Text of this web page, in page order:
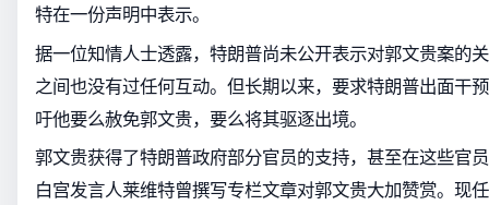
特在一份声明中表示。
据一位知情人士透露，特朗普尚未公开表示对郭文贵案的
之间也没有过任何互动。但长期以来，要求特朗普出面干
吁他要么赦免郭文贵，要么将其驱逐出境。
郭文贵获得了特朗普政府部分官员的支持，甚至在这些官
白宫发言人莱维特曾撰写专栏文章对郭文贵大加赞赏。现